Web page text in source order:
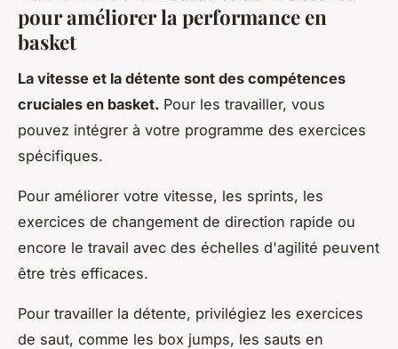
pour améliorer la performance en
basket
La vitesse et la détente sont des compétences
cruciales en basket. Pour les travailler, vous
pouvez intégrer à votre programme des exercices
spécifiques.
Pour améliorer votre vitesse, les sprints, les
exercices de changement de direction rapide ou
encore le travail avec des échelles d'agilité peuvent
être très efficaces.
Pour travailler la détente, privilégiez les exercices
de saut, comme les box jumps, les sauts en